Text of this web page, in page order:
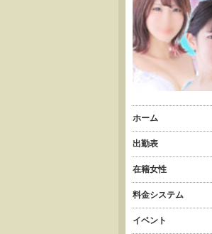
ホーム
出勤表
在籍女性
料金システム
イベント